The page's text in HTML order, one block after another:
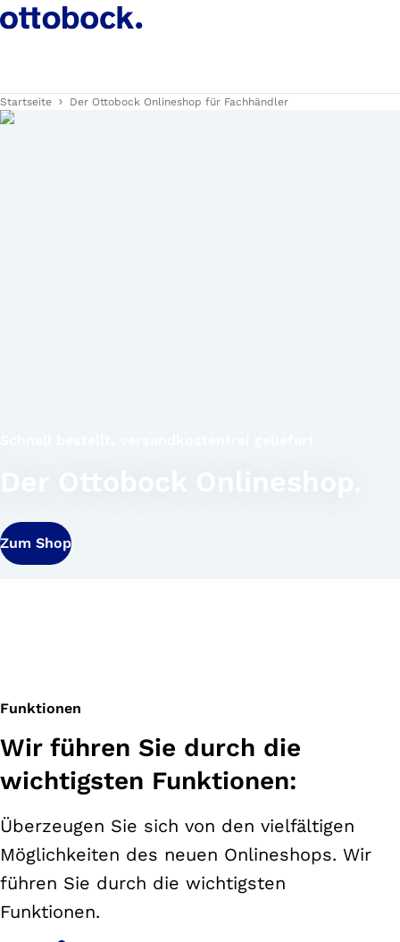
Startseite Der Ottobock Onlineshop für Fachhändler
Zum Shop
Funktionen
Wir führen Sie durch die
wichtigsten Funktionen:
Überzeugen Sie sich von den vielfältigen
Möglichkeiten des neuen Onlineshops. Wir
führen Sie durch die wichtigsten
Funktionen.